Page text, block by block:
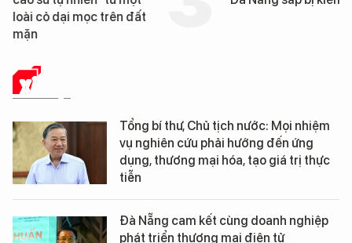
loài cỏ dại mọc trên đất
mặn
XÃ HỘI
Tổng bí thư, Chủ tịch nước: Mọi nhiệm
vụ nghiên cứu phải hướng đến ứng
dụng, thương mại hóa, tạo giá trị thực
tiễn
Đà Nẵng cam kết cùng doanh nghiệp
phát triển thương mại điện tử